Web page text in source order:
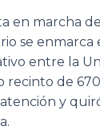
en marcha
se
entre la
recinto de
atención y